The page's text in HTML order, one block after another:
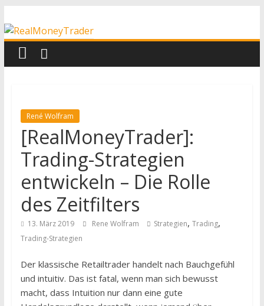
Inhalt
springen
RealMoneyTrader
Echtgeld-
Trading
René Wolfram
[RealMoneyTrader]:
Trading-Strategien
entwickeln – Die Rolle
des Zeitfilters
13. März 2019 Rene Wolfram Strategien, Trading,
Trading-Strategien
Der klassische Retailtrader handelt nach Bauchgefühl
und intuitiv. Das ist fatal, wenn man sich bewusst
macht, dass Intuition nur dann eine gute